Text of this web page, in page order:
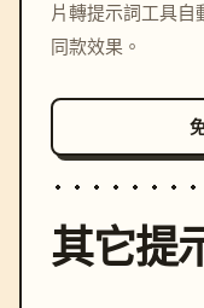
片轉提示詞工具自
同款效果。
其它提